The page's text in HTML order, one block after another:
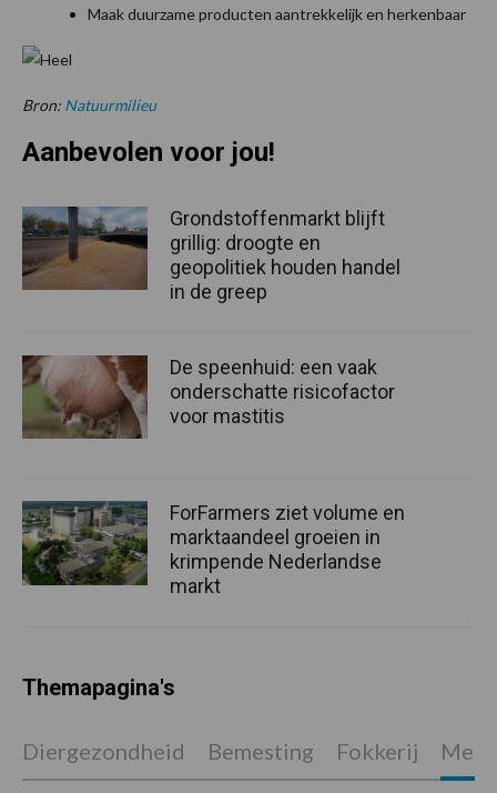
Maak duurzame producten aantrekkelijk en herkenbaar
Bron: Natuurmilieu
Aanbevolen voor jou!
Grondstoffenmarkt blijft
grillig: droogte en
geopolitiek houden handel
in de greep
De speenhuid: een vaak
onderschatte risicofactor
voor mastitis
ForFarmers ziet volume en
marktaandeel groeien in
krimpende Nederlandse
markt
Themapagina's
Diergezondheid Bemesting Fokkerij